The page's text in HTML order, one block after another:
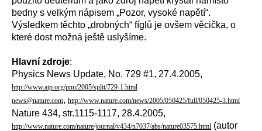
bedny s velkým nápisem „Pozor, vysoké napětí“.
Výsledkem těchto „drobných“ fíglů je ovšem věcička, o
které dost možná ještě uslyšíme.
Hlavní zdroje:
Physics News Update, No. 729 #1, 27.4.2005,
http://www.aip.org/pnu/2005/split/729-1.html
news@nature.com, http://www.nature.com/news/2005/050425/full/050425-3.html
Nature 434, str.1115-1117, 28.4.2005,
http://www.nature.com/nature/journal/v434/n7037/abs/nature03575.html (autor